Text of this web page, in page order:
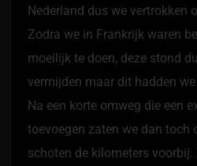
Nederland dus we vertrokken
Zodra we in Frankrijk waren
moeilijk te doen, deze stond
vermijden maar dit hadden we
Na een korte omweg die een
toevoegen zaten we dan toch
schoten de kilometers